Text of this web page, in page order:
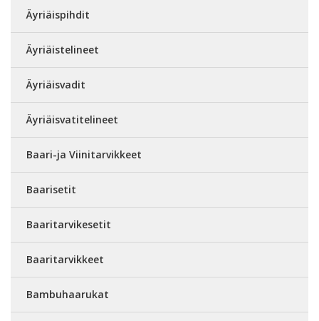
Äyriäispihdit
Äyriäistelineet
Äyriäisvadit
Äyriäisvatitelineet
Baari-ja Viinitarvikkeet
Baarisetit
Baaritarvikesetit
Baaritarvikkeet
Bambuhaarukat